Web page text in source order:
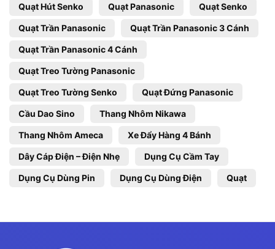
Quạt Hút Senko Quạt Panasonic Quạt Senko
Quạt Trần Panasonic Quạt Trần Panasonic 3 Cánh
Quạt Trần Panasonic 4 Cánh
Quạt Treo Tường Panasonic
Quạt Treo Tường Senko Quạt Đứng Panasonic
Cầu Dao Sino Thang Nhôm Nikawa
Thang Nhôm Ameca Xe Đẩy Hàng 4 Bánh
Dây Cáp Điện – Điện Nhẹ Dụng Cụ Cầm Tay
Dụng Cụ Dùng Pin Dụng Cụ Dùng Điện Quạt